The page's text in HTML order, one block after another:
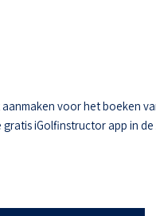
voor het boeken
iGolfinstructor app in